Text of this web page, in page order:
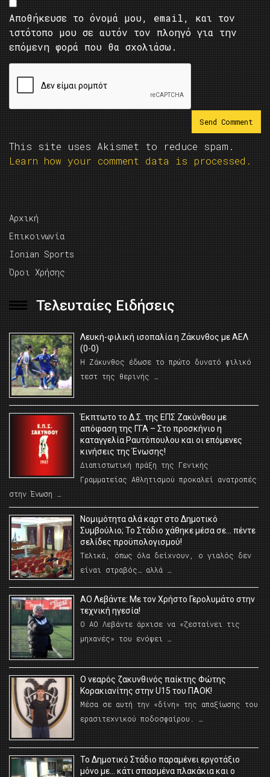
Αποθήκευσε το όνομά μου, email, και τον
ιστότοπο μου σε αυτόν τον πλοηγό για την
επόμενη φορά που θα σχολιάσω.
This site uses Akismet to reduce spam.
Learn how your comment data is processed.
Αρχική
Επικοινωνία
Ionian Sports
Όροι Χρήσης
Τελευταίες Ειδήσεις
Λευκή-φιλική ισοπαλία η Ζάκυνθος με ΑΕΛ
(0-0)
Η Ζάκυνθος έδωσε το πρώτο δυνατό φιλικό
τεστ της θερινής …
Έκπτωτο το Δ.Σ. της ΕΠΣ Ζακύνθου με
απόφαση της ΓΓΑ – Στο προσκήνιο η
καταγγελία Ραυτόπουλου και οι επόμενες
κινήσεις της Ένωσης!
Διαπιστωτική πράξη της Γενικής
Γραμματείας Αθλητισμού προκαλεί ανατροπές
στην Ένωση …
Νομιμότητα αλά καρτ στο Δημοτικό
Συμβούλιο; Το Στάδιο χάθηκε μέσα σε… πέντε
σελίδες προϋπολογισμού!
Τελικά, όπως όλα δείχνουν, ο γιαλός δεν
είναι στραβός… αλλά …
ΑΟ Λεβάντε: Με τον Χρήστο Γερολυμάτο στην
τεχνική ηγεσία!
Ο ΑΟ Λεβάντε άρχισε να «ζεσταίνει τις
μηχανές» του ενόψει …
O νεαρός ζακυνθινός παίκτης Φώτης
Κορακιανίτης στην U15 του ΠΑΟΚ!
Μέσα σε αυτή την «δίνη» της απαξίωσης του
ερασιτεχνικού ποδοσφαίρου. …
Το Δημοτικό Στάδιο παραμένει εργοτάξιο
μόνο με… κάτι σπασμένα πλακάκια και ο